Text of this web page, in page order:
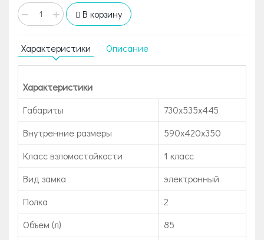
− + В корзину
Характеристики Описание
Характеристики
Габариты
730x535x445
Внутренние размеры
590x420x350
Класс взломостойкости
1 класс
Вид замка
электронный
Полка
2
Объем (л)
85